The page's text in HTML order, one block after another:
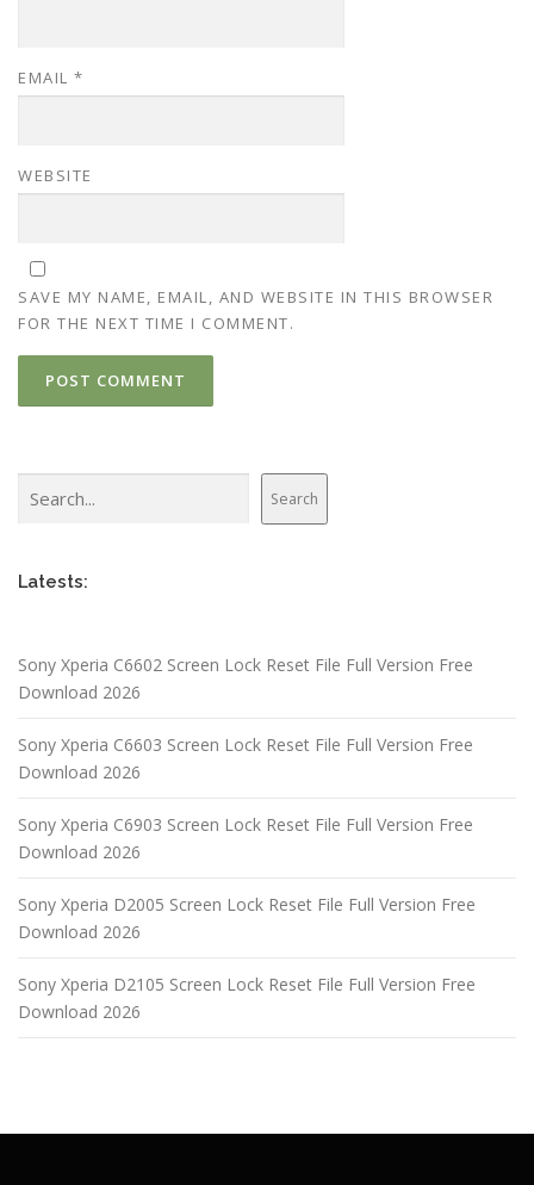
EMAIL *
WEBSITE
SAVE MY NAME, EMAIL, AND WEBSITE IN THIS BROWSER
FOR THE NEXT TIME I COMMENT.
Search
Latests:
Sony Xperia C6602 Screen Lock Reset File Full Version Free
Download 2026
Sony Xperia C6603 Screen Lock Reset File Full Version Free
Download 2026
Sony Xperia C6903 Screen Lock Reset File Full Version Free
Download 2026
Sony Xperia D2005 Screen Lock Reset File Full Version Free
Download 2026
Sony Xperia D2105 Screen Lock Reset File Full Version Free
Download 2026